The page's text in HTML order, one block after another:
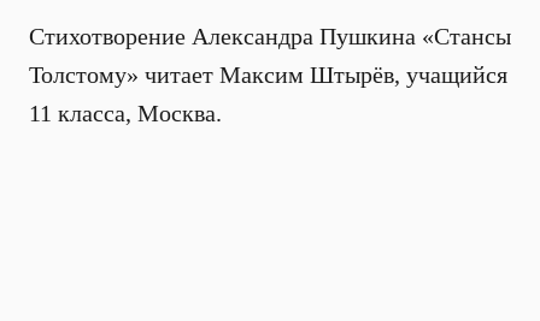
Стихотворение Александра Пушкина «Стансы
Толстому» читает Максим Штырёв, учащийся
11 класса, Москва.